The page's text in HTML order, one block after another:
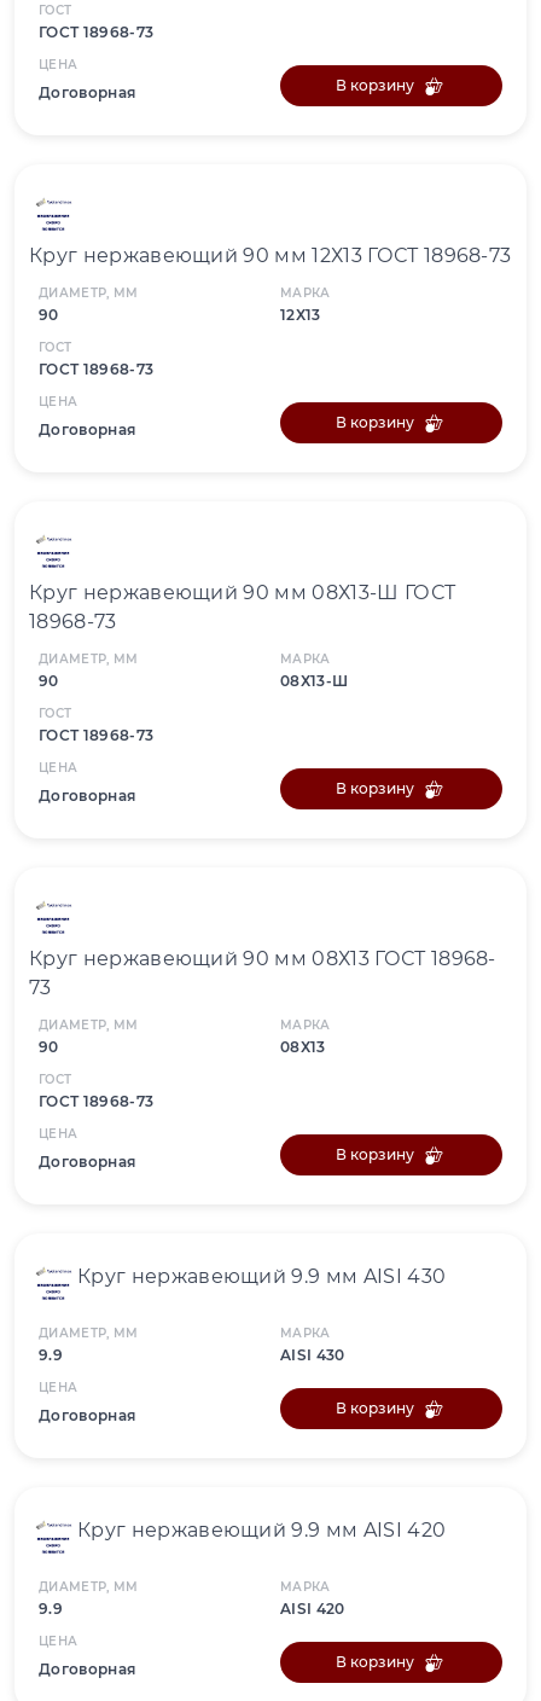
ГОСТ
ГОСТ 18968-73
ЦЕНА
Договорная В корзину
Круг нержавеющий 90 мм 12Х13 ГОСТ 18968-73
ДИАМЕТР, ММ
90
МАРКА
12Х13
ГОСТ
ГОСТ 18968-73
ЦЕНА
Договорная В корзину
Круг нержавеющий 90 мм 08Х13-Ш ГОСТ
18968-73
ДИАМЕТР, ММ
90
МАРКА
08Х13-Ш
ГОСТ
ГОСТ 18968-73
ЦЕНА
Договорная В корзину
Круг нержавеющий 90 мм 08Х13 ГОСТ 18968-
73
ДИАМЕТР, ММ
90
МАРКА
08Х13
ГОСТ
ГОСТ 18968-73
ЦЕНА
Договорная В корзину
Круг нержавеющий 9.9 мм AISI 430
ДИАМЕТР, ММ
9.9
МАРКА
AISI 430
ЦЕНА
Договорная В корзину
Круг нержавеющий 9.9 мм AISI 420
ДИАМЕТР, ММ
9.9
МАРКА
AISI 420
ЦЕНА
Договорная В корзину